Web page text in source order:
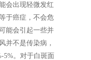
会出现轻微发红
于癌症，不会危
能会引起一些并
并不是传染病，
5%。对于白斑面